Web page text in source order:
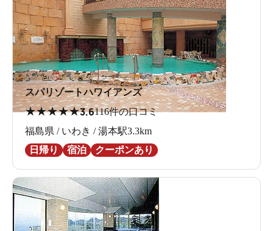
スパリゾートハワイアンズ
★★★★★3.6116件の口コミ
福島県 / いわき / 湯本駅3.3km
日帰り
宿泊 クーポンあり